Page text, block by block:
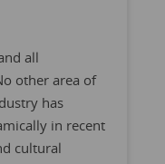
all
other area of
has
in recent
cultural